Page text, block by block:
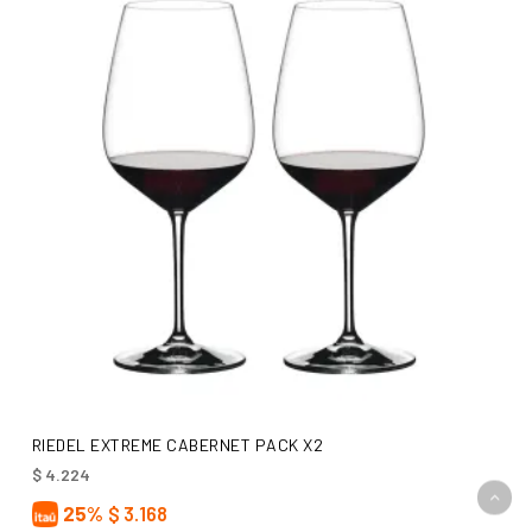
AÑADIR AL CARRITO
RIEDEL EXTREME CABERNET PACK X2
$4.224
25% $ 3.168